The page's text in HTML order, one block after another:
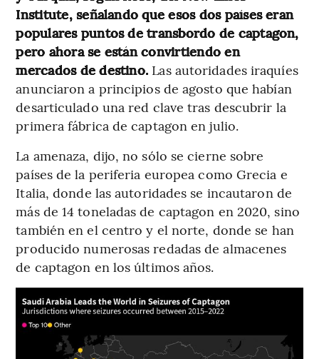
Institute, señalando que esos dos países eran
populares puntos de transbordo de captagon,
pero ahora se están convirtiendo en
mercados de destino. Las autoridades iraquíes
anunciaron a principios de agosto que habían
desarticulado una red clave tras descubrir la
primera fábrica de captagon en julio.
La amenaza, dijo, no sólo se cierne sobre
países de la periferia europea como Grecia e
Italia, donde las autoridades se incautaron de
más de 14 toneladas de captagon en 2020, sino
también en el centro y el norte, donde se han
producido numerosas redadas de almacenes
de captagon en los últimos años.